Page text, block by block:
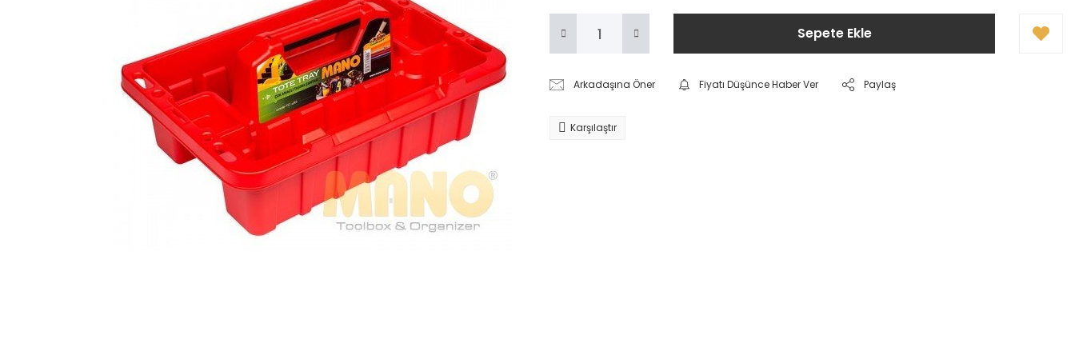
Sepete Ekle
Arkadaşına Öner Fiyatı Düşünce Haber Ver Paylaş
Karşılaştır